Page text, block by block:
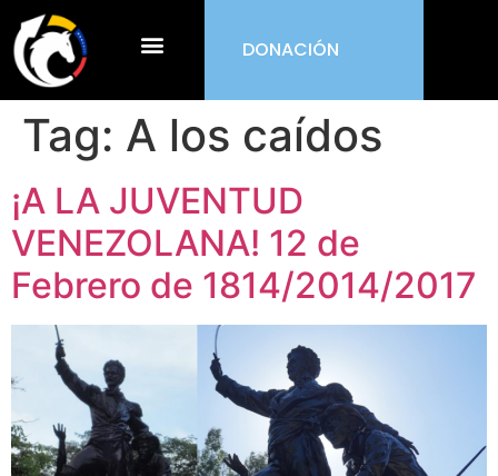
DONACIÓN
Tag: A los caídos
¡A LA JUVENTUD
VENEZOLANA! 12 de
Febrero de 1814/2014/2017